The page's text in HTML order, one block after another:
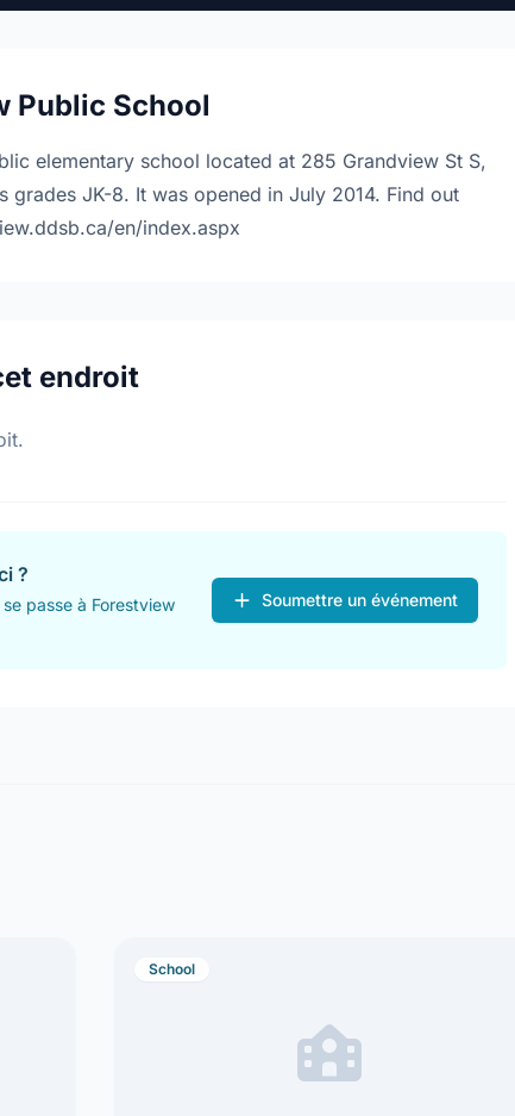
Public School
elementary school located at 285 Grandview St S,
grades JK-8. It was opened in July 2014. Find out
en/index.aspx
endroit
?
passe à Forestview
Soumettre un événement
School